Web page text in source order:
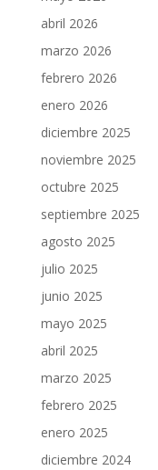
abril 2026
marzo 2026
febrero 2026
enero 2026
diciembre 2025
noviembre 2025
octubre 2025
septiembre 2025
agosto 2025
julio 2025
junio 2025
mayo 2025
abril 2025
marzo 2025
febrero 2025
enero 2025
diciembre 2024